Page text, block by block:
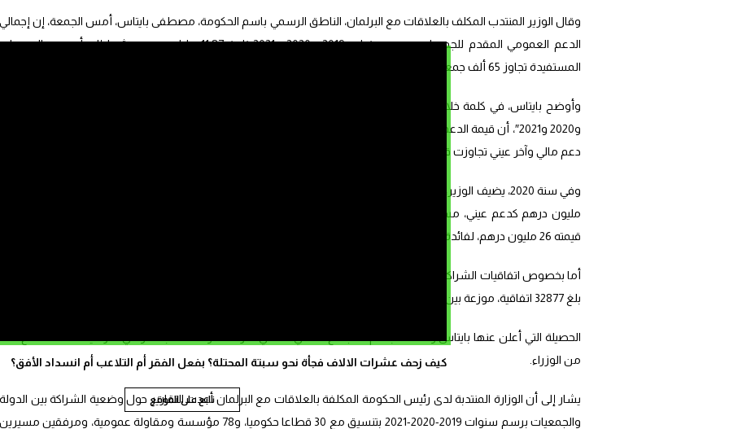
كيف زحف عشرات الالاف فجأة نحو سبتة المحتلة؟ بفعل الفقر أم التلاعب أم انسداد الأفق؟
تابع على الموقع
وقال الوزير المنتدب المكلف بالعلاقات مع البرلمان، الناطق الرسمي باسم الحكومة، مصطفى بايتاس، أمس الجمعة، إن إجمالي
الدعم العمومي المقدم للجمعيات برسم سنوات 2019 و2020 و2021 ناهز 11,87 مليار درهم، مشيرا إلى أن عدد الجمعيات
المستفيدة تجاوز 65 ألف جمعية.
دعم مالي وآخر عيني تجاوزت قيمته 27 مليون درهم.
قيمته 26 مليون درهم، لفائدة 20960 جمعية.
أما بخصوص اتفاقيات الشراكة المبرمة بين الدولة وجمعيات المجتمع المدني، خلال الفترة ذاتها، فقد أشار بايتاس إلى أن عددها
بلغ 32877 اتفاقية، موزعة بين اتفاقيات تمت في إطار الدعم المباشر للجمعيات، وأخرى عبر آلية طلبات العروض.
الحصيلة التي أعلن عنها بايتاس والخاصة بدعم المجتمع المدني، تغطي فترة الحكومة السابقة، والتي أدار فيها هذا القطاع عدد
من الوزراء.
يشار إلى أن الوزارة المنتدبة لدى رئيس الحكومة المكلفة بالعلاقات مع البرلمان أعدت التقارير حول وضعية الشراكة بين الدولة
والجمعيات برسم سنوات 2019-2020-2021 بتنسيق مع 30 قطاعا حكوميا، و78 مؤسسة ومقاولة عمومية، ومرفقين مسيرين